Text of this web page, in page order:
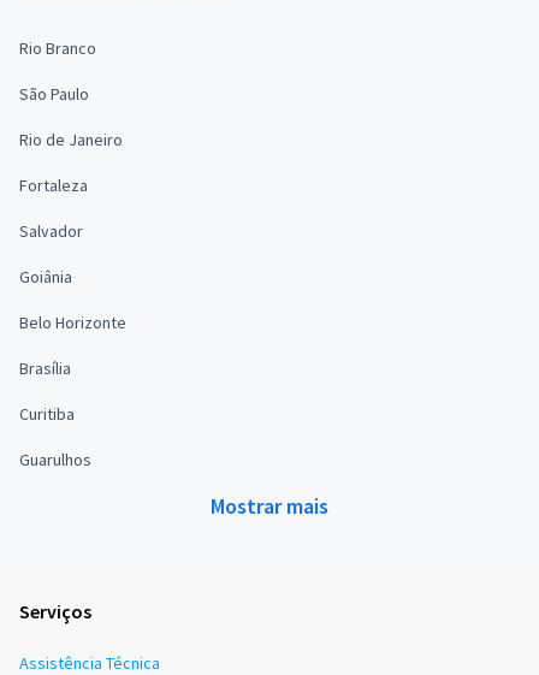
Rio Branco
São Paulo
Rio de Janeiro
Fortaleza
Salvador
Goiânia
Belo Horizonte
Brasília
Curitiba
Guarulhos
Mostrar mais
Serviços
Assistência Técnica